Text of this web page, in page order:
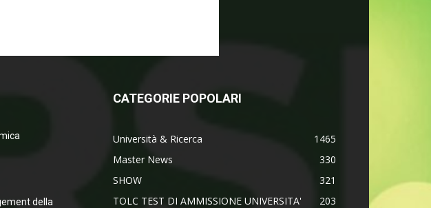
della
CATEGORIE POPOLARI
Università & Ricerca
1465
Master News
330
SHOW
321
TOLC TEST DI AMMISSIONE UNIVERSITA'
203